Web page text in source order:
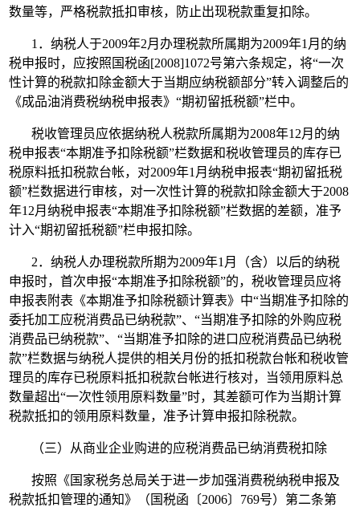
数量等，严格税款抵扣审核，防止出现税款重复扣除。
1．纳税人于2009年2月办理税款所属期为2009年1月的纳
税申报时，应按照国税函[2008]1072号第六条规定，将“一次
性计算的税款扣除金额大于当期应纳税额部分”转入调整后的
《成品油消费税纳税申报表》“期初留抵税额”栏中。
税收管理员应依据纳税人税款所属期为2008年12月的纳
税申报表“本期准予扣除税额”栏数据和税收管理员的库存已
税原料抵扣税款台帐，对2009年1月纳税申报表“期初留抵税
额”栏数据进行审核，对一次性计算的税款扣除金额大于2008
年12月纳税申报表“本期准予扣除税额”栏数据的差额，准予
计入“期初留抵税额”栏申报扣除。
2．纳税人办理税款所期为2009年1月（含）以后的纳税
申报时，首次申报“本期准予扣除税额”的，税收管理员应将
申报表附表《本期准予扣除税额计算表》中“当期准予扣除的
委托加工应税消费品已纳税款”、“当期准予扣除的外购应税
消费品已纳税款”、“当期准予扣除的进口应税消费品已纳税
款”栏数据与纳税人提供的相关月份的抵扣税款台帐和税收管
理员的库存已税原料抵扣税款台帐进行核对，当领用原料总
数量超出“一次性领用原料数量”时，其差额可作为当期计算
税款抵扣的领用原料数量，准予计算申报扣除税款。
（三）从商业企业购进的应税消费品已纳消费税扣除
按照《国家税务总局关于进一步加强消费税纳税申报及
税款抵扣管理的通知》（国税函〔2006〕769号）第二条第